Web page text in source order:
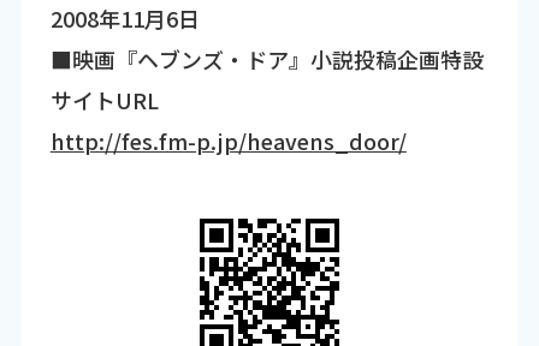
2008年11月6日
■映画『ヘブンズ・ドア』小説投稿企画特設
サイトURL
http://fes.fm-p.jp/heavens_door/